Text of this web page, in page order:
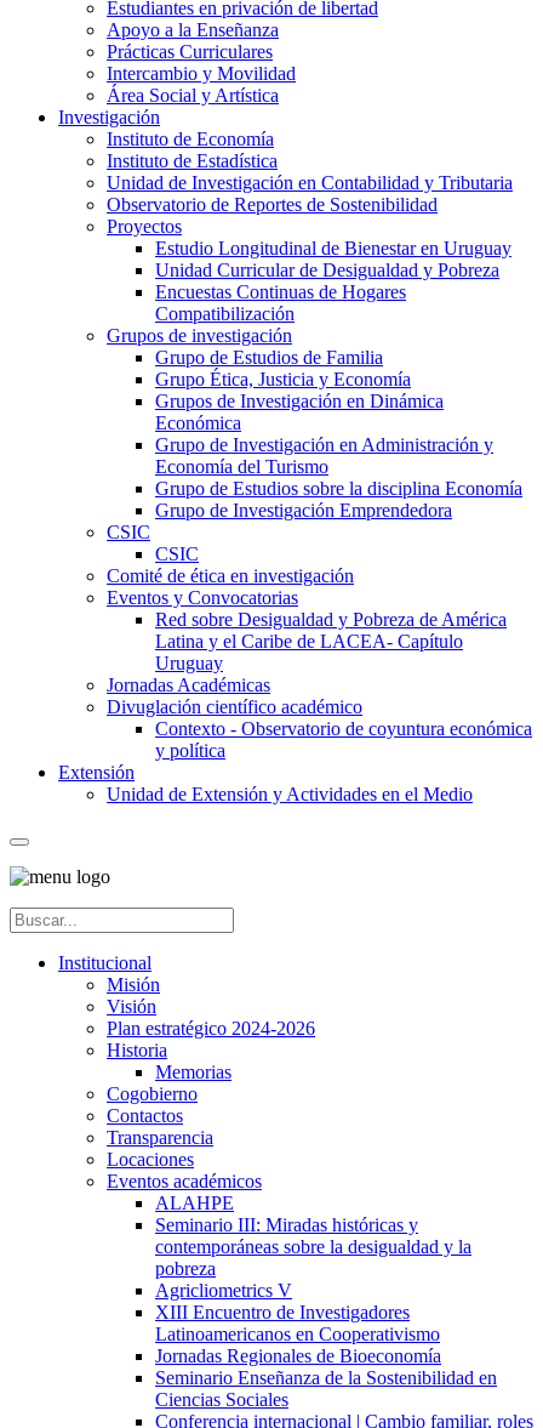
Estudiantes en privación de libertad
Apoyo a la Enseñanza
Prácticas Curriculares
Intercambio y Movilidad
Área Social y Artística
Investigación
Instituto de Economía
Instituto de Estadística
Unidad de Investigación en Contabilidad y Tributaria
Observatorio de Reportes de Sostenibilidad
Proyectos
Estudio Longitudinal de Bienestar en Uruguay
Unidad Curricular de Desigualdad y Pobreza
Encuestas Continuas de Hogares
Compatibilización
Grupos de investigación
Grupo de Estudios de Familia
Grupo Ética, Justicia y Economía
Grupos de Investigación en Dinámica
Económica
Grupo de Investigación en Administración y
Economía del Turismo
Grupo de Estudios sobre la disciplina Economía
Grupo de Investigación Emprendedora
CSIC
CSIC
Comité de ética en investigación
Eventos y Convocatorias
Red sobre Desigualdad y Pobreza de América
Latina y el Caribe de LACEA- Capítulo
Uruguay
Jornadas Académicas
Divuglación científico académico
Contexto - Observatorio de coyuntura económica
y política
Extensión
Unidad de Extensión y Actividades en el Medio
Institucional
Misión
Visión
Plan estratégico 2024-2026
Historia
Memorias
Cogobierno
Contactos
Transparencia
Locaciones
Eventos académicos
ALAHPE
Seminario III: Miradas históricas y
contemporáneas sobre la desigualdad y la
pobreza
Agricliometrics V
XIII Encuentro de Investigadores
Latinoamericanos en Cooperativismo
Jornadas Regionales de Bioeconomía
Seminario Enseñanza de la Sostenibilidad en
Ciencias Sociales
Conferencia internacional | Cambio familiar, roles